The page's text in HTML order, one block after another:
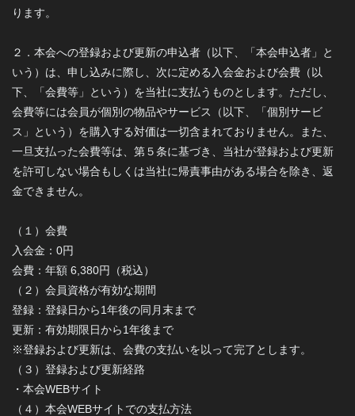
ります。
２．本会への登録および更新の申込者（以下、「本会申込者」と
いう）は、申し込みに際し、次に定める入会金および会費（以
下、「会費等」という）を当社に支払うものとします。ただし、
会費等には会員が個別の物品やサービス（以下、「個別サービ
ス」という）を購入する対価は一切含まれておりません。また、
一旦支払った会費等は、第５条に基づき、当社が登録および更新
を許可しない場合もしくは当社に帰責事由がある場合を除き、返
金できません。
（１）会費
入会金：0円
会費：年額 6,380円（税込）
（２）会員資格が有効な期間
登録：登録日から1年後の同月末まで
更新：有効期限日から1年後まで
※登録および更新は、会費の支払いを以って完了とします。
（３）登録および更新経路
・本会WEBサイト
（４）本会WEBサイトでの支払方法